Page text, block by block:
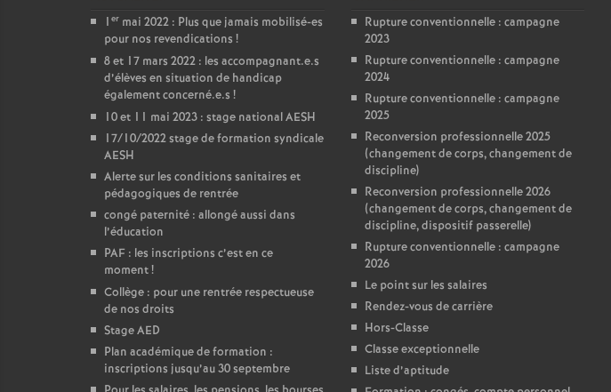
1 er mai 2022 : Plus que jamais mobilisé-es
pour nos revendications !
8 et 17 mars 2022 : les accompagnant.e.s
d’élèves en situation de handicap
également concerné.e.s !
10 et 11 mai 2023 : stage national AESH
17/10/2022 stage de formation syndicale
AESH
Alerte sur les conditions sanitaires et
pédagogiques de rentrée
congé paternité : allongé aussi dans
l’éducation
PAF : les inscriptions c’est en ce
moment!
Collège : pour une rentrée respectueuse
de nos droits
Stage AED
Plan académique de formation :
inscriptions jusqu’au 30 septembre
Rupture conventionnelle : campagne
2023
Rupture conventionnelle : campagne
2024
Rupture conventionnelle : campagne
2025
Reconversion professionnelle 2025
(changement de corps, changement de
discipline)
Reconversion professionnelle 2026
(changement de corps, changement de
discipline, dispositif passerelle)
Rupture conventionnelle : campagne
2026
Le point sur les salaires
Rendez-vous de carrière
Hors-Classe
Classe exceptionnelle
Liste d’aptitude